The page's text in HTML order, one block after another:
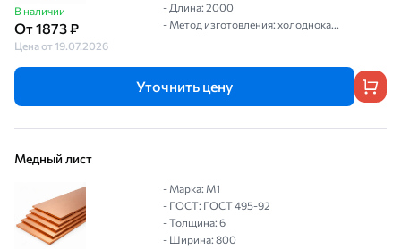
В наличии
От 1873 ₽
Цена от 19.07.2026
- Длина: 2000
- Метод изготовления: холоднока...
Уточнить цену
Медный лист
- Марка: М1
- ГОСТ: ГОСТ 495-92
- Толщина: 6
- Ширина: 800